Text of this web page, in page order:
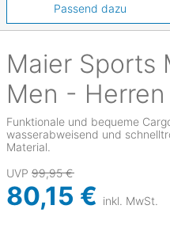
Maier Sports
Men -
Funktionale und bequeme
wasserabweisend und
Material.
UVP 99,95 €
80,15 € inkl. MwSt.
Passend dazu